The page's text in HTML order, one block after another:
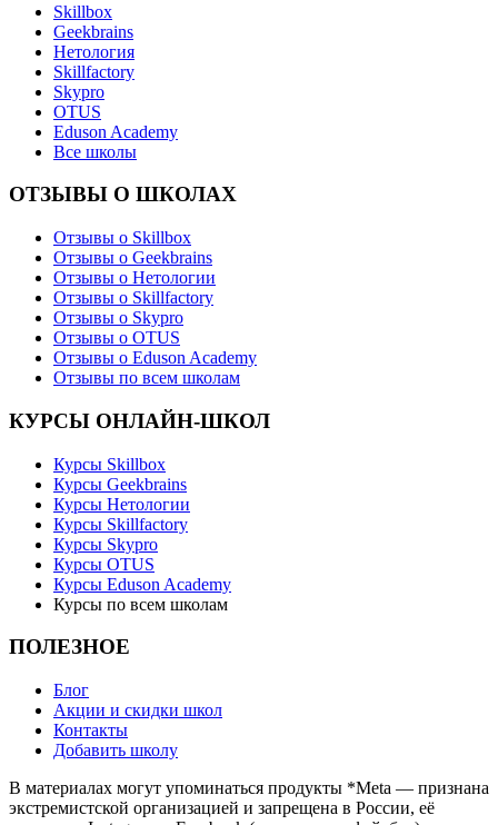
Skillbox
Geekbrains
Нетология
Skillfactory
Skypro
OTUS
Eduson Academy
Все школы
ОТЗЫВЫ О ШКОЛАХ
Отзывы о Skillbox
Отзывы о Geekbrains
Отзывы о Нетологии
Отзывы о Skillfactory
Отзывы о Skypro
Отзывы о OTUS
Отзывы о Eduson Academy
Отзывы по всем школам
КУРСЫ ОНЛАЙН-ШКОЛ
Курсы Skillbox
Курсы Geekbrains
Курсы Нетологии
Курсы Skillfactory
Курсы Skypro
Курсы OTUS
Курсы Eduson Academy
Курсы по всем школам
ПОЛЕЗНОЕ
Блог
Акции и скидки школ
Контакты
Добавить школу
В материалах могут упоминаться продукты *Meta — признана
экстремистской организацией и запрещена в России, её